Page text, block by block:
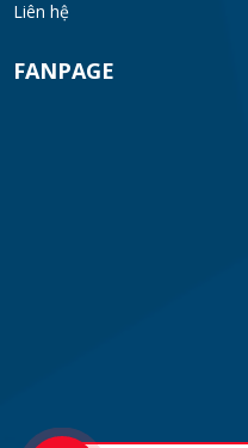
Liên hệ
FANPAGE